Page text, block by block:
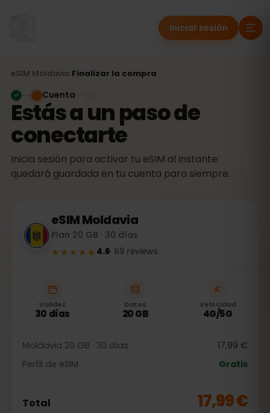
Iniciar sesión
eSIM Moldavia Finalizar la compra
Estás a un paso de
conectarte
Inicia sesión para activar tu eSIM al instante:
quedará guardada en tu cuenta para siempre.
Cuenta
eSIMMoldavia
Plan 20 GB · 30 días
★★★★★ 4.6· 69 reviews
Validez
30 días
Datos
20 GB
Velocidad
4G/5G
Moldavia 20 GB · 30 días
17,99 €
Perfil de eSIM
Gratis
Total 17,99 €